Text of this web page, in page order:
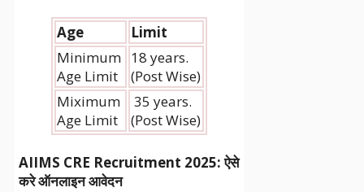
Age
Limit
Minimum
Age Limit
18 years.
(Post Wise)
Miximum
Age Limit
35 years.
(Post Wise)
AIIMS CRE Recruitment 2025: ऐसे
करे ऑनलाइन आवेदन